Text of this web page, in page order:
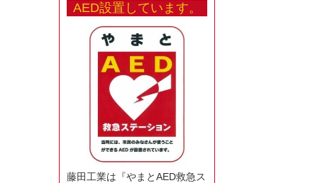
AED設置しています。
藤田工業は『やまとAED救急ス